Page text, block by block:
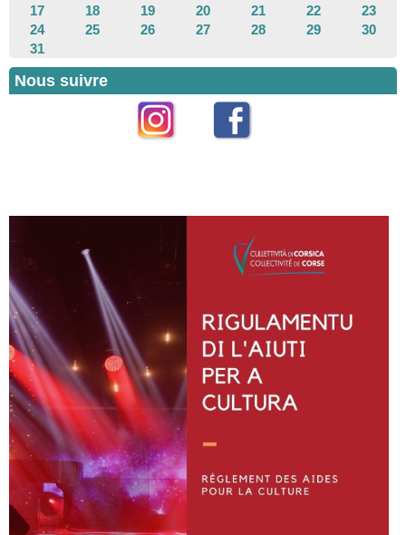
17
18 19 20 21 22
23
24
25 26 27 28 29
30
31
Nous suivre